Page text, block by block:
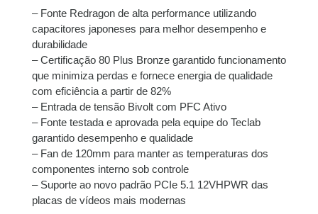
3x deR$199,67sem
juros
R$ 599,01
4x deR$150,50com
juros
R$602,00
5x deR$120,76com
juros
R$603,80
101,23
com
R$
– Fonte Redragon de alta performance utilizando
capacitores japoneses para melhor desempenho e
durabilidade
– Certificação 80 Plus Bronze garantido funcionamento
que minimiza perdas e fornece energia de qualidade
com eficiência a partir de 82%
– Entrada de tensão Bivolt com PFC Ativo
– Fonte testada e aprovada pela equipe do Teclab
garantido desempenho e qualidade
– Fan de 120mm para manter as temperaturas dos
componentes interno sob controle
– Suporte ao novo padrão PCIe 5.1 12VHPWR das
placas de vídeos mais modernas